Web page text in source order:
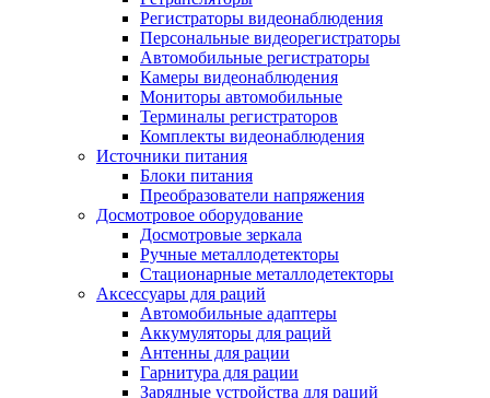
Регистраторы видеонаблюдения
Персональные видеорегистраторы
Автомобильные регистраторы
Камеры видеонаблюдения
Мониторы автомобильные
Терминалы регистраторов
Комплекты видеонаблюдения
Источники питания
Блоки питания
Преобразователи напряжения
Досмотровое оборудование
Досмотровые зеркала
Ручные металлодетекторы
Стационарные металлодетекторы
Аксессуары для раций
Автомобильные адаптеры
Аккумуляторы для раций
Антенны для рации
Гарнитура для рации
Зарядные устройства для раций